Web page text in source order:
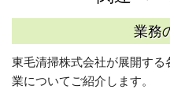
業務
東毛清掃株式会社が展開する
業についてご紹介します。